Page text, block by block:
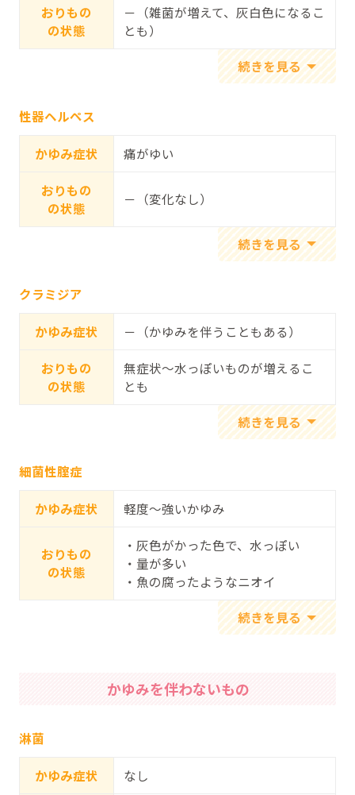
おりもの
の状態
－（雑菌が増えて、灰白色になるこ
とも）
性器ヘルペス
かゆみ症状 痛がゆい
おりもの
の状態
－（変化なし）
クラミジア
かゆみ症状 －（かゆみを伴うこともある）
おりもの
の状態
無症状～水っぽいものが増えるこ
とも
細菌性腟症
かゆみ症状 軽度～強いかゆみ
おりもの
の状態
・灰色がかった色で、水っぽい
・量が多い
・魚の腐ったようなニオイ
かゆみを伴わないもの
淋菌
かゆみ症状 なし